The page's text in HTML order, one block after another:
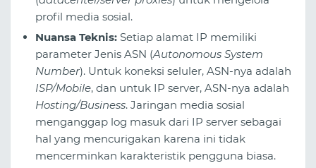
profil media sosial.
Nuansa Teknis: Setiap alamat IP memiliki
parameter Jenis ASN (Autonomous System
Number). Untuk koneksi seluler, ASN-nya adalah
ISP/Mobile, dan untuk IP server, ASN-nya adalah
Hosting/Business. Jaringan media sosial
menganggap log masuk dari IP server sebagai
hal yang mencurigakan karena ini tidak
mencerminkan karakteristik pengguna biasa.